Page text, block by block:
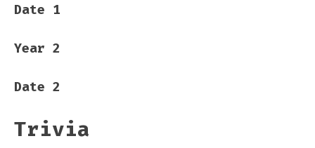
Date 1
Year 2
Date 2
Trivia